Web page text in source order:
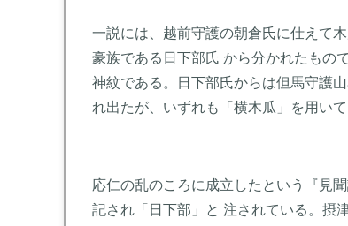
一説には、越前守護の朝倉氏に仕えて
豪族である日下部氏 から分かれたもの
神紋である。日下部氏からは但馬守護
れ出たが、いずれも「横木瓜」を用いて
応仁の乱のころに成立したという『見
記され「日下部」と 注されている。摂